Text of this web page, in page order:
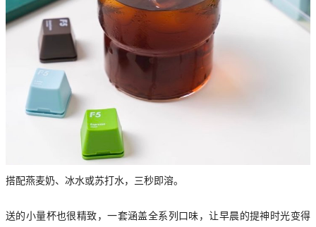
搭配燕麦奶、冰水或苏打水，三秒即溶。
送的小量杯也很精致，一套涵盖全系列口味，让早晨的提神时光变得